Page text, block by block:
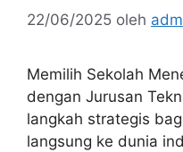
22/06/2025 oleh
Memilih Sekolah
dengan Jurusan
langkah strategis
langsung ke dunia